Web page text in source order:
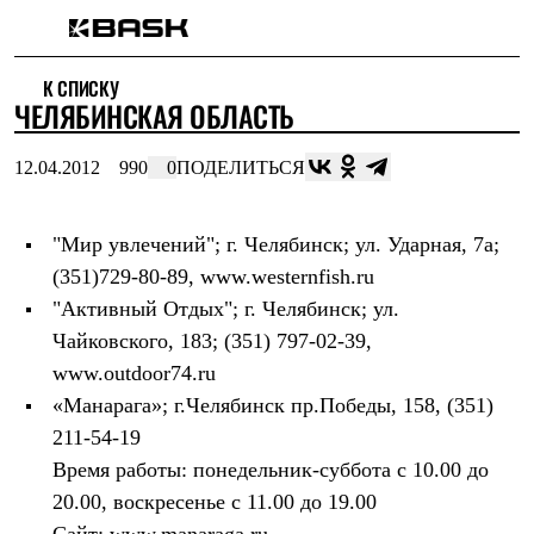
Интернет-магазин
Мужская одежда
Утепленная пухом
Куртки
Брюки
Утепленная синтетикой
Куртки
Штормовая одежда
Куртки
Софтшелл одежда
Куртки
Брюки
Куртки
Брюки
К СПИСКУ
ЧЕЛЯБИНСКАЯ ОБЛАСТЬ
12.04.2012 990 0ПОДЕЛИТЬСЯ
"Мир увлечений"; г. Челябинск; ул. Ударная, 7а;
(351)729-80-89, www.westernfish.ru
"Активный Отдых"; г. Челябинск; ул.
Чайковского, 183; (351) 797-02-39,
www.outdoor74.ru
«Манарага»; г.Челябинск пр.Победы, 158, (351)
211-54-19
Время работы: понедельник-суббота с 10.00 до
20.00, воскресенье с 11.00 до 19.00